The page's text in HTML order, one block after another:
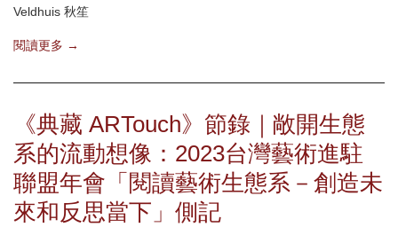
Veldhuis 秋笙
閱讀更多 →
《典藏 ARTouch》節錄｜敞開生態
系的流動想像：2023台灣藝術進駐
聯盟年會「閱讀藝術生態系－創造未
來和反思當下」側記